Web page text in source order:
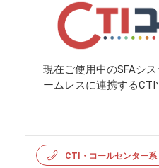
現在ご使用中のSFAシ
ームレスに連携するCTI
CTI・コールセンター系